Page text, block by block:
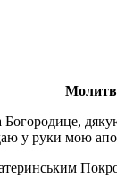
у руки мою